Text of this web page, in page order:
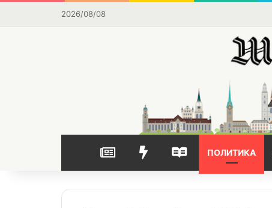
2026/08/08
НОВОСТИВЫБОР РЕДАКЦИИЧАСТО ЧИТАЕМОЕ
ПОЛИТИКА